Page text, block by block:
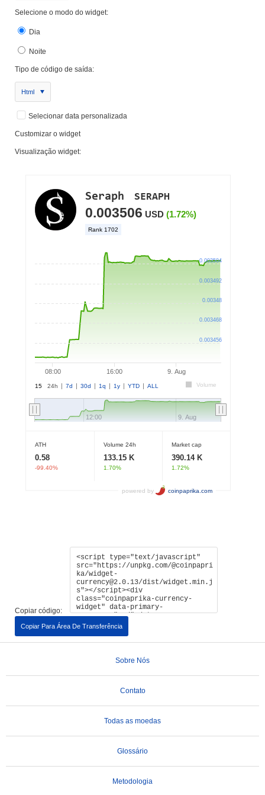
Selecione o modo do widget:
Dia
Noite
Tipo de código de saída:
Html
Selecionar data personalizada
Customizar o widget
Visualização widget:
Copiar código:
Copiar Para Área De Transferência
Sobre Nós
Contato
Todas as moedas
Glossário
Metodologia